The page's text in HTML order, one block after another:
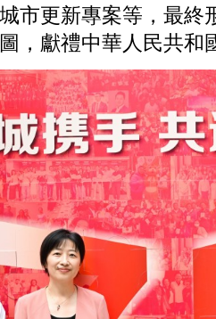
市更新專案等，最終
，獻禮中華人民共和